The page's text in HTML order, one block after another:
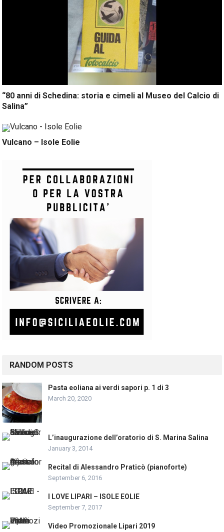
“80 anni di Schedina: storia e cimeli al Museo del Calcio di
Salina”
Vulcano – Isole Eolie
RANDOM POSTS
Pasta eoliana ai verdi sapori p. 1 di 3
March 20, 2020
L’inaugurazione dell’oratorio di S. Marina Salina
January 3, 2014
Recital di Alessandro Praticò (pianoforte)
September 6, 2016
I LOVE LIPARI – ISOLE EOLIE
September 7, 2017
Video Promozionale Lipari 2019